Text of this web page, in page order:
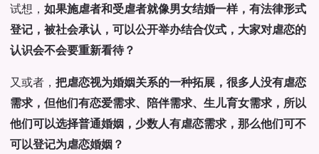
试想， 如果施虐者和受虐者就像男女结婚一样，有法律形式
登记，被社会承认，可以公开举办结合仪式，大家对虐恋的
认识会不会要重新看待？
又或者， 把虐恋视为婚姻关系的一种拓展，很多人没有虐恋
需求，但他们有恋爱需求、陪伴需求、生儿育女需求，所以
他们可以选择普通婚姻，少数人有虐恋需求，那么他们可不
可以登记为虐恋婚姻？